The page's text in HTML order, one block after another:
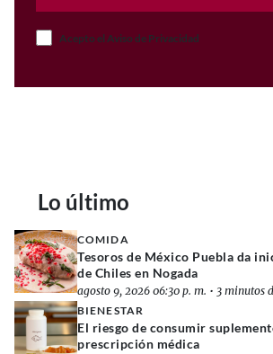
Acepto el Aviso de Privacidad
Lo último
COMIDA
Tesoros de México Puebla da
de Chiles en Nogada
agosto 9, 2026 06:30 p. m. • 3 minutos
BIENESTAR
El riesgo de consumir
prescripción médica